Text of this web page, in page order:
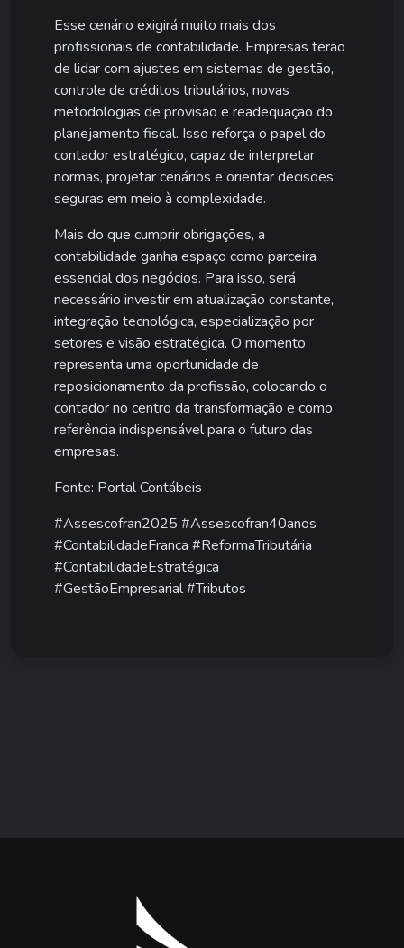
Esse cenário exigirá muito mais dos
profissionais de contabilidade. Empresas terão
de lidar com ajustes em sistemas de gestão,
controle de créditos tributários, novas
metodologias de provisão e readequação do
planejamento fiscal. Isso reforça o papel do
contador estratégico, capaz de interpretar
normas, projetar cenários e orientar decisões
seguras em meio à complexidade.
Mais do que cumprir obrigações, a
contabilidade ganha espaço como parceira
essencial dos negócios. Para isso, será
necessário investir em atualização constante,
integração tecnológica, especialização por
setores e visão estratégica. O momento
representa uma oportunidade de
reposicionamento da profissão, colocando o
contador no centro da transformação e como
referência indispensável para o futuro das
empresas.
Fonte: Portal Contábeis
#Assescofran2025 #Assescofran40anos
#ContabilidadeFranca #ReformaTributária
#ContabilidadeEstratégica
#GestãoEmpresarial #Tributos